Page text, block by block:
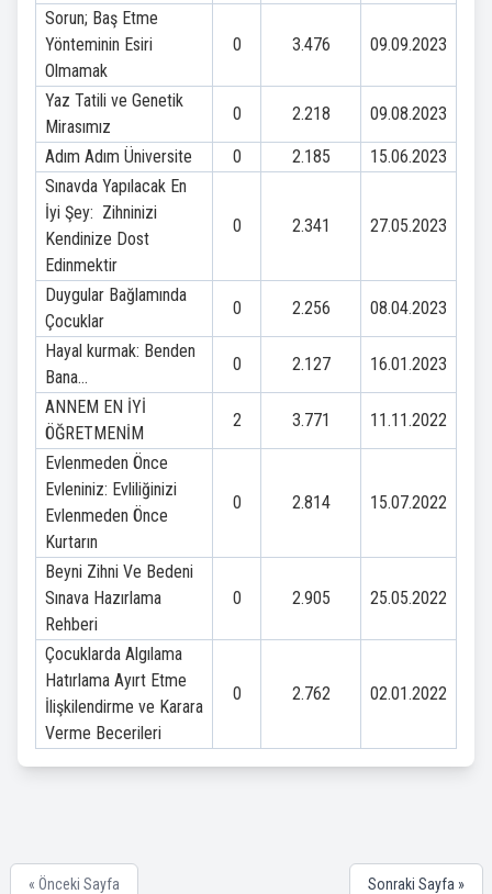
Sorun; Baş Etme
Yönteminin Esiri
Olmamak
0 3.476 09.09.2023
Yaz Tatili ve Genetik
Mirasımız
0 2.218 09.08.2023
Adım Adım Üniversite 0 2.185
15.06.2023
Sınavda Yapılacak En
İyi Şey: Zihninizi
Kendinize Dost
Edinmektir
0 2.341 27.05.2023
Duygular Bağlamında
Çocuklar
0 2.256 08.04.2023
Hayal kurmak: Benden
Bana…
0 2.127 16.01.2023
ANNEM EN İYİ
ÖĞRETMENİM
2 3.771 11.11.2022
Evlenmeden Önce
Evleniniz: Evliliğinizi
Evlenmeden Önce
Kurtarın
0 2.814 15.07.2022
Beyni Zihni Ve Bedeni
Sınava Hazırlama
Rehberi
0 2.905 25.05.2022
Çocuklarda Algılama
Hatırlama Ayırt Etme
İlişkilendirme ve Karara
Verme Becerileri
0 2.762 02.01.2022
« Önceki Sayfa Sonraki Sayfa »